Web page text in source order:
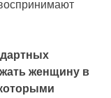
женщину в